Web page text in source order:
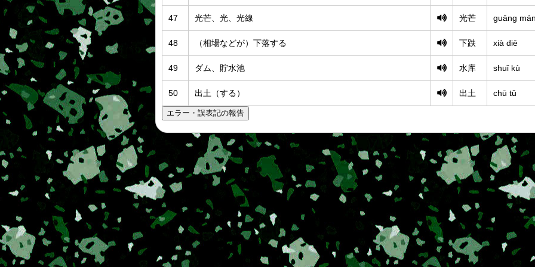
47 光芒、光、光線 光芒 guāng
48 （相場などが）下落する 下跌 xià diē
49 ダム、貯水池 水库 shuǐ kù
50 出土（する） 出土 chū tǔ
エラー・誤表記の報告